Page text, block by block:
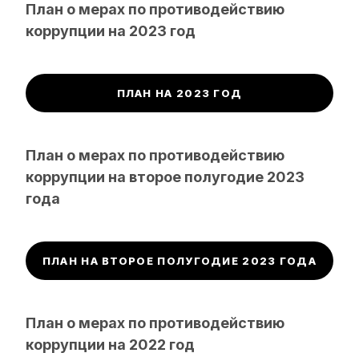
План о мерах по противодействию
коррупции на 2023 год
ПЛАН НА 2023 ГОД
План о мерах по противодействию
коррупции на второе полугодие 2023
года
ПЛАН НА ВТОРОЕ ПОЛУГОДИЕ 2023 ГОДА
План о мерах по противодействию
коррупции на 2022 год